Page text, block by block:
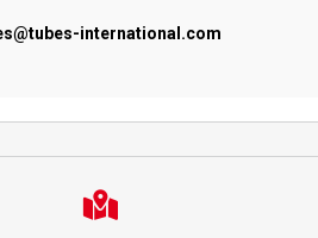
international.com